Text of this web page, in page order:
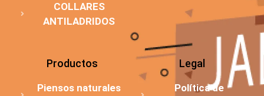
COLLARES
ANTILADRIDOS
Productos
Piensos naturales
Legal
Política de